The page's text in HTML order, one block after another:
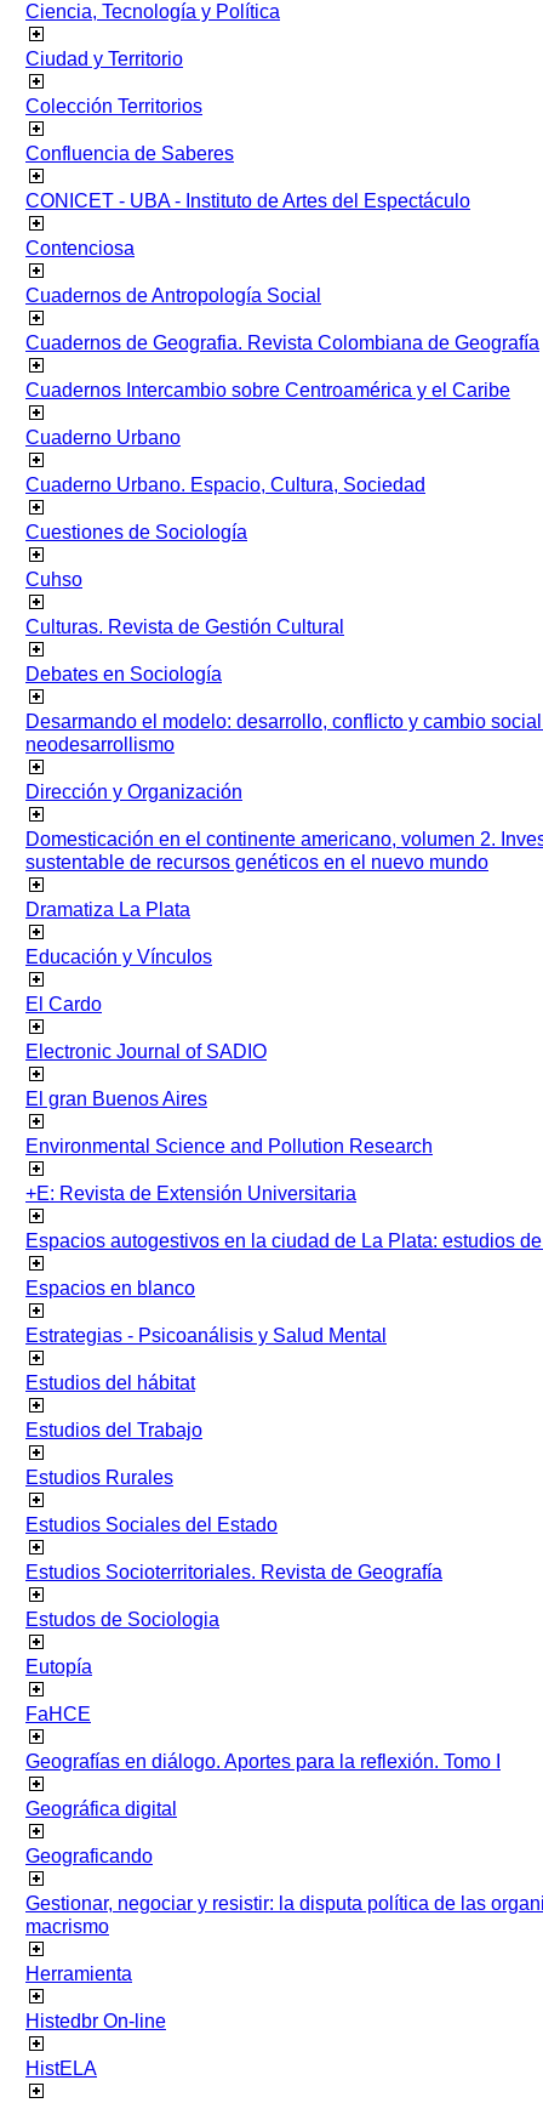
Ciencia, Tecnología y Política
Ciudad y Territorio
Colección Territorios
Confluencia de Saberes
CONICET - UBA - Instituto de Artes del Espectáculo
Contenciosa
Cuadernos de Antropología Social
Cuadernos de Geografia. Revista Colombiana de Geografía
Cuadernos Intercambio sobre Centroamérica y el Caribe
Cuaderno Urbano
Cuaderno Urbano. Espacio, Cultura, Sociedad
Cuestiones de Sociología
Cuhso
Culturas. Revista de Gestión Cultural
Debates en Sociología
Desarmando el modelo: desarrollo, conflicto y cambio
neodesarrollismo
Dirección y Organización
Domesticación en el continente americano, volumen 2.
sustentable de recursos genéticos en el nuevo mundo
Dramatiza La Plata
Educación y Vínculos
El Cardo
Electronic Journal of SADIO
El gran Buenos Aires
Environmental Science and Pollution Research
+E: Revista de Extensión Universitaria
Espacios autogestivos en la ciudad de La Plata: estudios
Espacios en blanco
Estrategias - Psicoanálisis y Salud Mental
Estudios del hábitat
Estudios del Trabajo
Estudios Rurales
Estudios Sociales del Estado
Estudios Socioterritoriales. Revista de Geografía
Estudos de Sociologia
Eutopía
FaHCE
Geografías en diálogo. Aportes para la reflexión. Tomo I
Geográfica digital
Geograficando
Gestionar, negociar y resistir: la disputa política de las
macrismo
Herramienta
Histedbr On-line
HistELA